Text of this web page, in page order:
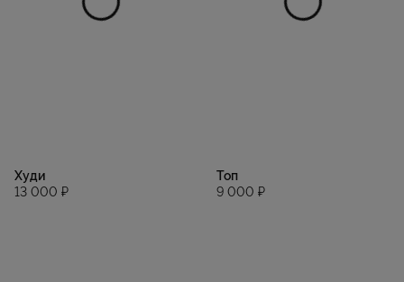
Худи
13 000 ₽
Топ
9 000 ₽